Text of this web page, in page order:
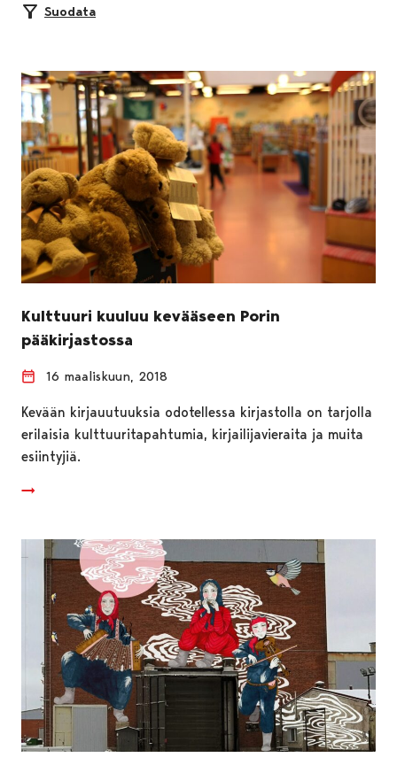
Suodata
Kulttuuri kuuluu kevääseen Porin
pääkirjastossa
16 maaliskuun, 2018
Kevään kirjauutuuksia odotellessa kirjastolla on tarjolla
erilaisia kulttuuritapahtumia, kirjailijavieraita ja muita
esiintyjiä.